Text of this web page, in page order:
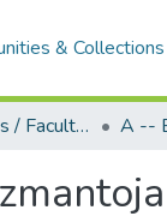
& Collections
B4 – LU fakultātes / Faculties of the UL